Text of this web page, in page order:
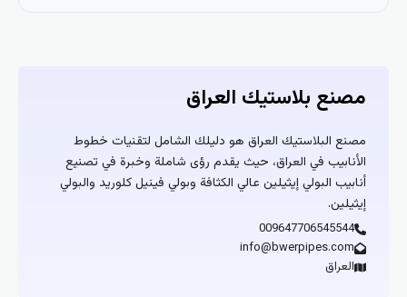
مصنع بلاستيك العراق
مصنع البلاستيك العراق هو دليلك الشامل لتقنيات خطوط
الأنابيب في العراق، حيث يقدم رؤى شاملة وخبرة في تصنيع
أنابيب البولي إيثيلين عالي الكثافة وبولي فينيل كلوريد والبولي
إيثيلين.
009647706545544
info@bwerpipes.com
العراق